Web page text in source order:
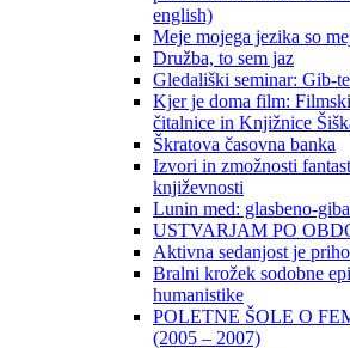
english)
Meje mojega jezika so
Družba, to sem jaz
Gledališki seminar: Gib-
Kjer je doma film:
čitalnice in Knjižnice
Škratova časovna banka
Izvori in zmožnosti
književnosti
Lunin med: glasbeno-
USTVARJAM PO
Aktivna sedanjost je
Bralni krožek sodobne
humanistike
POLETNE ŠOLE O
(2005 – 2007)